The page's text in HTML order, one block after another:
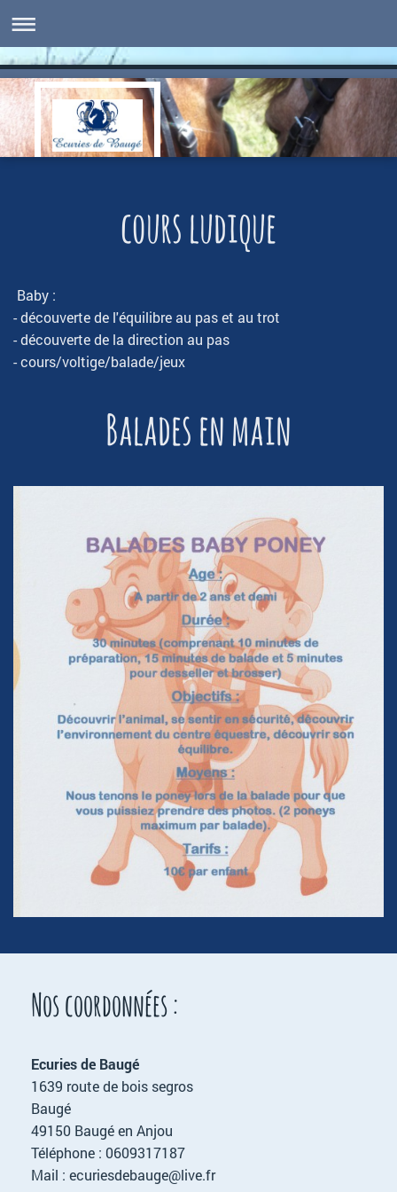
cours ludique
Baby :
- découverte de l'équilibre au pas et au trot
- découverte de la direction au pas
- cours/voltige/balade/jeux
Balades en main
Nos coordonnées :
Ecuries de Baugé
1639 route de bois segros
Baugé
49150 Baugé en Anjou
Téléphone : 0609317187
Mail : ecuriesdebauge@live.fr